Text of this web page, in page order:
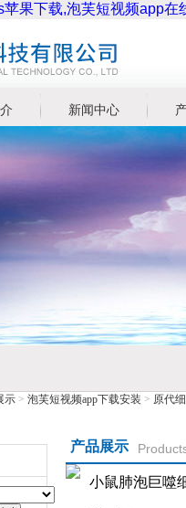
果下载,泡芙短视频app在
限公司
新闻中心
示 > 泡芙短视频app下载安装 > 原代
产品展示
小鼠肺泡巨噬